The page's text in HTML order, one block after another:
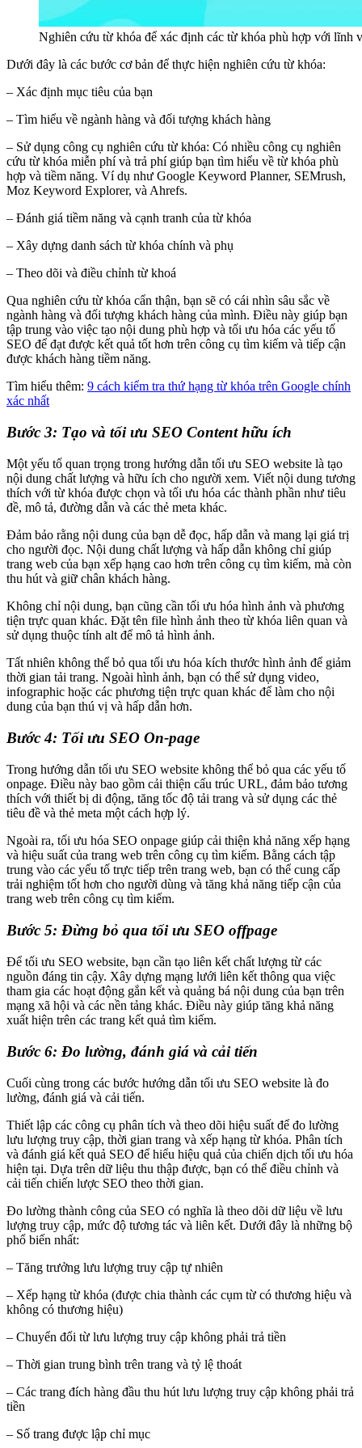
Nghiên cứu từ khóa để xác định các từ khóa phù hợp với lĩnh
Dưới đây là các bước cơ bản để thực hiện nghiên cứu từ khóa:
– Xác định mục tiêu của bạn
– Tìm hiểu về ngành hàng và đối tượng khách hàng
– Sử dụng công cụ nghiên cứu từ khóa: Có nhiều công cụ nghiên
cứu từ khóa miễn phí và trả phí giúp bạn tìm hiểu về từ khóa phù
hợp và tiềm năng. Ví dụ như Google Keyword Planner, SEMrush,
Moz Keyword Explorer, và Ahrefs.
– Đánh giá tiềm năng và cạnh tranh của từ khóa
– Xây dựng danh sách từ khóa chính và phụ
– Theo dõi và điều chỉnh từ khoá
Qua nghiên cứu từ khóa cẩn thận, bạn sẽ có cái nhìn sâu sắc về
ngành hàng và đối tượng khách hàng của mình. Điều này giúp bạn
tập trung vào việc tạo nội dung phù hợp và tối ưu hóa các yếu tố
SEO để đạt được kết quả tốt hơn trên công cụ tìm kiếm và tiếp cận
được khách hàng tiềm năng.
Tìm hiểu thêm: 9 cách kiểm tra thứ hạng từ khóa trên Google chính
xác nhất
Bước 3: Tạo và tối ưu SEO Content hữu ích
Một yếu tố quan trọng trong hướng dẫn tối ưu SEO website là tạo
nội dung chất lượng và hữu ích cho người xem. Viết nội dung tương
thích với từ khóa được chọn và tối ưu hóa các thành phần như tiêu
đề, mô tả, đường dẫn và các thẻ meta khác.
Đảm bảo rằng nội dung của bạn dễ đọc, hấp dẫn và mang lại giá trị
cho người đọc. Nội dung chất lượng và hấp dẫn không chỉ giúp
trang web của bạn xếp hạng cao hơn trên công cụ tìm kiếm, mà còn
thu hút và giữ chân khách hàng.
Không chỉ nội dung, bạn cũng cần tối ưu hóa hình ảnh và phương
tiện trực quan khác. Đặt tên file hình ảnh theo từ khóa liên quan và
sử dụng thuộc tính alt để mô tả hình ảnh.
Tất nhiên không thể bỏ qua tối ưu hóa kích thước hình ảnh để giảm
thời gian tải trang. Ngoài hình ảnh, bạn có thể sử dụng video,
infographic hoặc các phương tiện trực quan khác để làm cho nội
dung của bạn thú vị và hấp dẫn hơn.
Bước 4: Tối ưu SEO On-page
Trong hướng dẫn tối ưu SEO website không thể bỏ qua các yếu tố
onpage. Điều này bao gồm cải thiện cấu trúc URL, đảm bảo tương
thích với thiết bị di động, tăng tốc độ tải trang và sử dụng các thẻ
tiêu đề và thẻ meta một cách hợp lý.
Ngoài ra, tối ưu hóa SEO onpage giúp cải thiện khả năng xếp hạng
và hiệu suất của trang web trên công cụ tìm kiếm. Bằng cách tập
trung vào các yếu tố trực tiếp trên trang web, bạn có thể cung cấp
trải nghiệm tốt hơn cho người dùng và tăng khả năng tiếp cận của
trang web trên công cụ tìm kiếm.
Bước 5: Đừng bỏ qua tối ưu SEO offpage
Để tối ưu SEO website, bạn cần tạo liên kết chất lượng từ các
nguồn đáng tin cậy. Xây dựng mạng lưới liên kết thông qua việc
tham gia các hoạt động gắn kết và quảng bá nội dung của bạn trên
mạng xã hội và các nền tảng khác. Điều này giúp tăng khả năng
xuất hiện trên các trang kết quả tìm kiếm.
Bước 6: Đo lường, đánh giá và cải tiến
Cuối cùng trong các bước hướng dẫn tối ưu SEO website là đo
lường, đánh giá và cải tiến.
Thiết lập các công cụ phân tích và theo dõi hiệu suất để đo lường
lưu lượng truy cập, thời gian trang và xếp hạng từ khóa. Phân tích
và đánh giá kết quả SEO để hiểu hiệu quả của chiến dịch tối ưu hóa
hiện tại. Dựa trên dữ liệu thu thập được, bạn có thể điều chỉnh và
cải tiến chiến lược SEO theo thời gian.
Đo lường thành công của SEO có nghĩa là theo dõi dữ liệu về lưu
lượng truy cập, mức độ tương tác và liên kết. Dưới đây là những bộ
phổ biến nhất:
– Tăng trưởng lưu lượng truy cập tự nhiên
– Xếp hạng từ khóa (được chia thành các cụm từ có thương hiệu và
không có thương hiệu)
– Chuyển đổi từ lưu lượng truy cập không phải trả tiền
– Thời gian trung bình trên trang và tỷ lệ thoát
– Các trang đích hàng đầu thu hút lưu lượng truy cập không phải trả
tiền
– Số trang được lập chỉ mục